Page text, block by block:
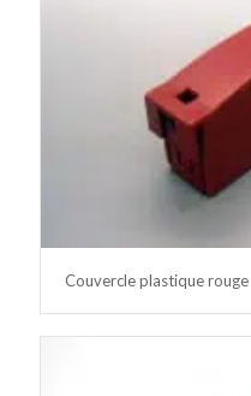
Couvercle plastique rouge